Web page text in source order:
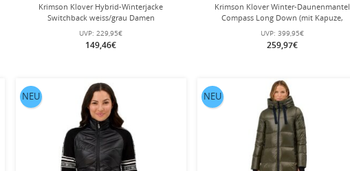
Krimson Klover Hybrid-Winterjacke
Switchback weiss/grau Damen
UVP: 229,95€
149,46€
Krimson Klover Winter-Daunenmantel
Compass Long Down (mit Kapuze,
UVP: 399,95€
259,97€
NEU NEU